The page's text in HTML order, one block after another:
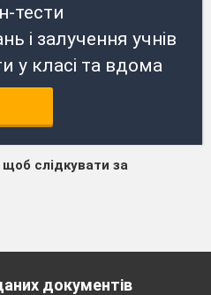
тести
і залучення учнів
у класі та вдома
слідкувати за
документів